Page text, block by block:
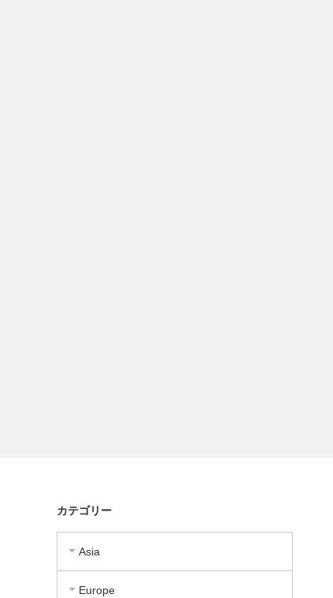
カテゴリー
Asia
Europe